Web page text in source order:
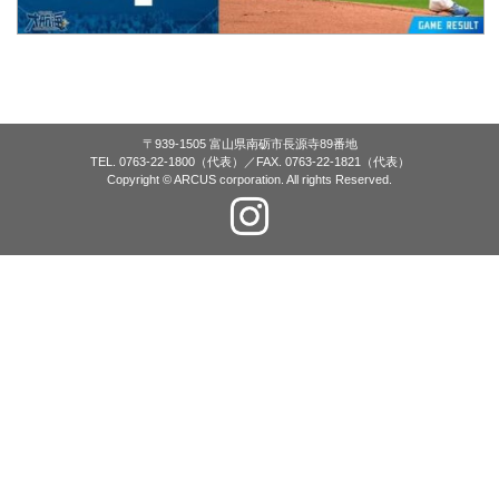
〒939-1505 富山県南砺市長源寺89番地
TEL. 0763-22-1800（代表）／FAX. 0763-22-1821（代表）
Copyright © ARCUS corporation. All rights Reserved.